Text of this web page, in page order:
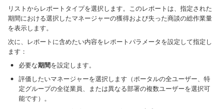
リストからレポートタイプを選択します。このレポートは、指定された
期間における選択したマネージャーの獲得および失った商談の総作業量
を表示します。
次に、レポートに含めたい内容をレポートパラメータを設定して指定し
ます：
必要な期間を設定します。
評価したいマネージャーを選択します（ポータルの全ユーザー、特
定グループの全従業員、または異なる部署の複数ユーザーを選択可
能です）。